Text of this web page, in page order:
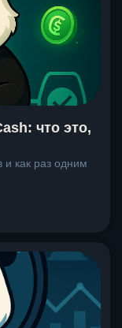
что это,
и как раз одним